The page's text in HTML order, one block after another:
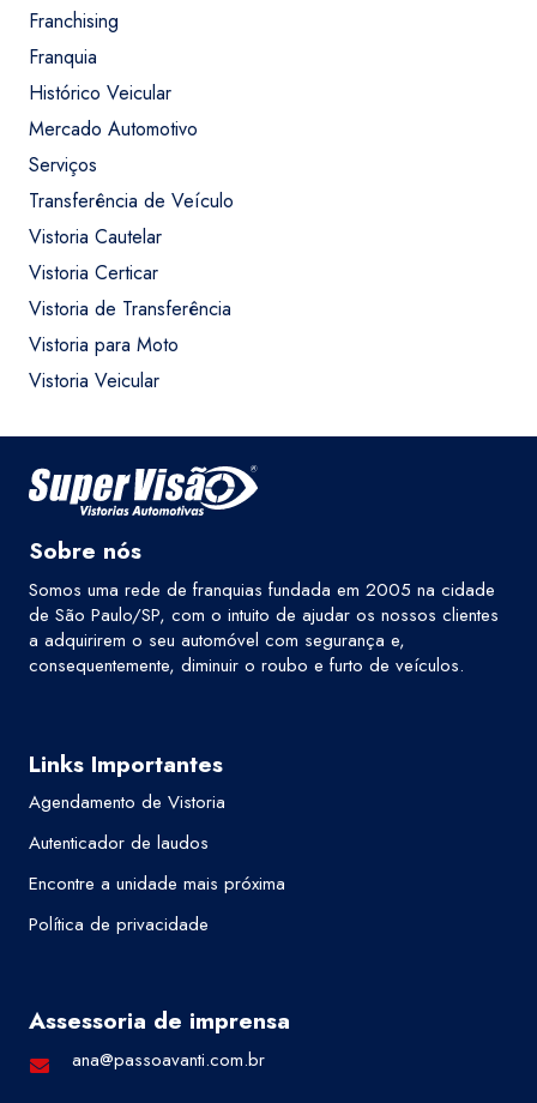
Franchising
Franquia
Histórico Veicular
Mercado Automotivo
Serviços
Transferência de Veículo
Vistoria Cautelar
Vistoria Certicar
Vistoria de Transferência
Vistoria para Moto
Vistoria Veicular
Sobre nós
Somos uma rede de franquias fundada em 2005 na cidade
de São Paulo/SP, com o intuito de ajudar os nossos clientes
a adquirirem o seu automóvel com segurança e,
consequentemente, diminuir o roubo e furto de veículos.
Links Importantes
Agendamento de Vistoria
Autenticador de laudos
Encontre a unidade mais próxima
Política de privacidade
Assessoria de imprensa
ana@passoavanti.com.br